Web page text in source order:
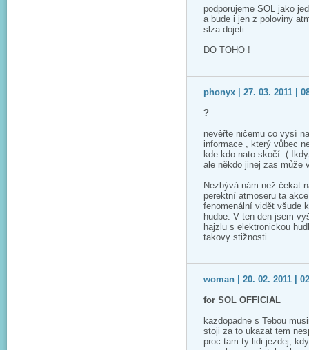
podporujeme SOL jako
a bude i jen z poloviny
slza dojeti..
DO TOHO !
phonyx | 27. 03. 2011 |
?
nevěřte ničemu co vysí
informace , který vůbec
kde kdo nato skočí. (
ale někdo jinej zas může
Nezbývá nám než čekat
perektní atmoseru ta
fenomenální vidět všude
hudbe. V ten den jsem
hajzlu s elektronickou
takovy stižnosti.
woman | 20. 02. 2011 |
for SOL OFFICIAL
kazdopadne s Tebou
stoji za to ukazat tem
proc tam ty lidi jezdej,